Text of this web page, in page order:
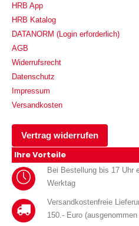
HRB App
HRB Katalog
DATANORM (Login erforderlich)
AGB
Widerrufsrecht
Datenschutz
Impressum
Versandkosten
Vertrag widerrufen
Ihre Vorteile
Bei Bestellung bis 17 Uhr
Werktag
Versandkostenfreie
150.- Euro (ausgenommen